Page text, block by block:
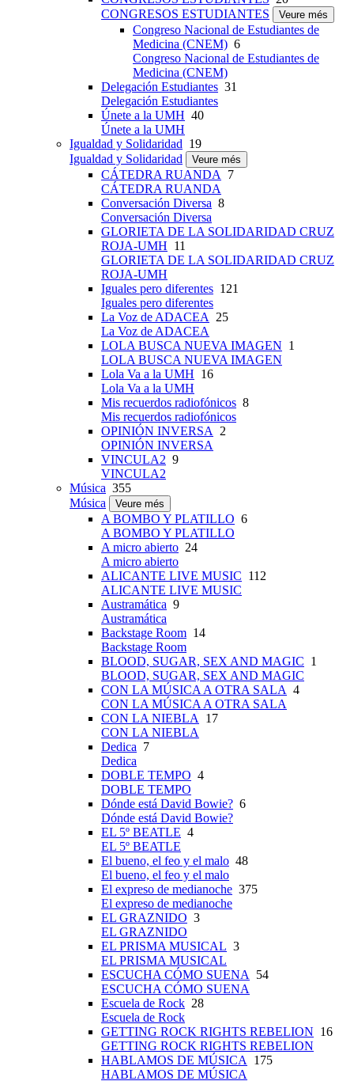
CONGRESOS ESTUDIANTES
Veure més
Congreso Nacional de Estudiantes de
Medicina (CNEM) 6
Congreso Nacional de Estudiantes de
Medicina (CNEM)
Delegación Estudiantes 31
Delegación Estudiantes
Únete a la UMH 40
Únete a la UMH
Igualdad y Solidaridad 19
Igualdad y Solidaridad
Veure més
CÁTEDRA RUANDA
7
CÁTEDRA RUANDA
Conversación Diversa 8
Conversación Diversa
GLORIETA DE LA SOLIDARIDAD CRUZ
ROJA-UMH 11
GLORIETA DE LA SOLIDARIDAD CRUZ
ROJA-UMH
Iguales pero diferentes 121
Iguales pero diferentes
La Voz de ADACEA
25
La Voz de ADACEA
LOLA BUSCA NUEVA IMAGEN 1
LOLA BUSCA NUEVA IMAGEN
Lola Va a la UMH 16
Lola Va a la UMH
Mis recuerdos radiofónicos 8
Mis recuerdos radiofónicos
OPINIÓN INVERSA
2
OPINIÓN INVERSA
VINCULA2 9
VINCULA2
Música 355
Música
Veure més
A BOMBO Y PLATILLO 6
A BOMBO Y PLATILLO
A micro abierto 24
A micro abierto
ALICANTE LIVE MUSIC 112
ALICANTE LIVE MUSIC
Austramática 9
Austramática
Backstage Room 14
Backstage Room
BLOOD, SUGAR, SEX AND MAGIC 1
BLOOD, SUGAR, SEX AND MAGIC
CON LA MÚSICA A OTRA SALA 4
CON LA MÚSICA A OTRA SALA
CON LA NIEBLA
17
CON LA NIEBLA
Dedica 7
Dedica
DOBLE TEMPO 4
DOBLE TEMPO
Dónde está David Bowie? 6
Dónde está David Bowie?
EL 5º BEATLE 4
EL 5º BEATLE
El bueno, el feo y el malo 48
El bueno, el feo y el malo
El expreso de medianoche 375
El expreso de medianoche
EL GRAZNIDO 3
EL GRAZNIDO
EL PRISMA MUSICAL 3
EL PRISMA MUSICAL
ESCUCHA CÓMO SUENA
54
ESCUCHA CÓMO SUENA
Escuela de Rock 28
Escuela de Rock
GETTING ROCK RIGHTS REBELION 16
GETTING ROCK RIGHTS REBELION
HABLAMOS DE MÚSICA
175
HABLAMOS DE MÚSICA